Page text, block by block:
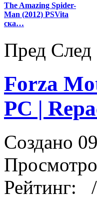
The Amazing Spider-
Man (2012) PSVita
ска…
Пред След
Forza
PC |
Создано
Рейтинг: